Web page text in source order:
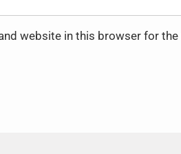
website in this browser for